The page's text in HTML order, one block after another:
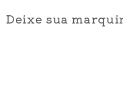
Deixe sua